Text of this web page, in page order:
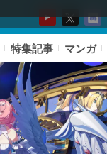
特集記事 マンガ